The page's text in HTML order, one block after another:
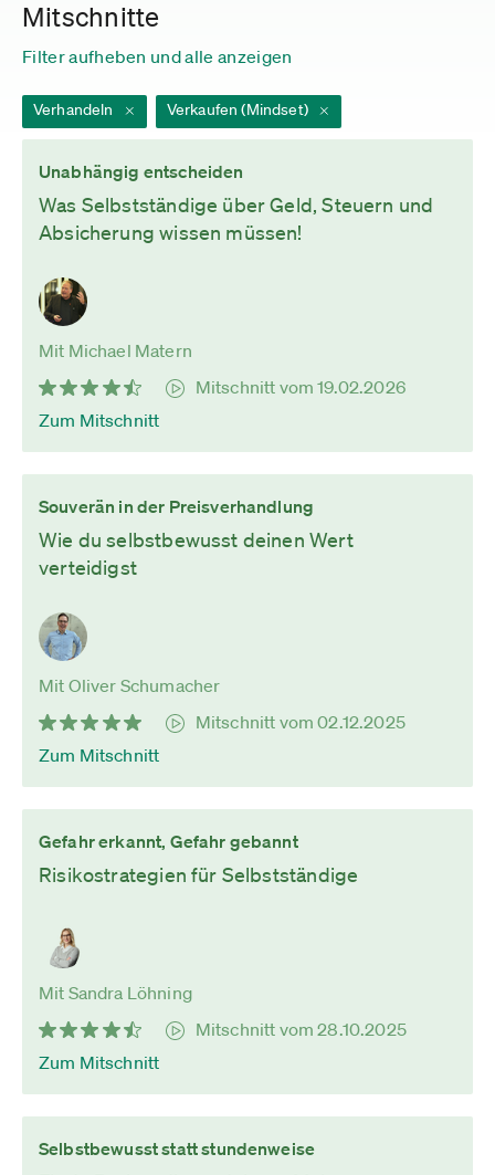
Mitschnitte
Filter aufheben und alle anzeigen
Verhandeln Verkaufen (Mindset)
Unabhängig entscheiden
Was Selbstständige über Geld, Steuern und
Absicherung wissen müssen!
Mit Michael Matern
Mitschnitt vom 19.02.2026
Zum Mitschnitt
Souverän in der Preisverhandlung
Wie du selbstbewusst deinen Wert
verteidigst
Mit Oliver Schumacher
Mitschnitt vom 02.12.2025
Zum Mitschnitt
Gefahr erkannt, Gefahr gebannt
Risikostrategien für Selbstständige
Mit Sandra Löhning
Mitschnitt vom 28.10.2025
Zum Mitschnitt
Selbstbewusst statt stundenweise